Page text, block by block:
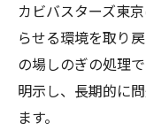
カビバスターズ東
らせる環境を取り
の場しのぎの処理
明示し、長期的に
ます。